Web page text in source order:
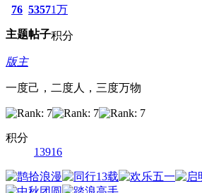
76
主题
5357
帖子
1万
积分
版主
一度己，二度人，三度万物
积分
13916